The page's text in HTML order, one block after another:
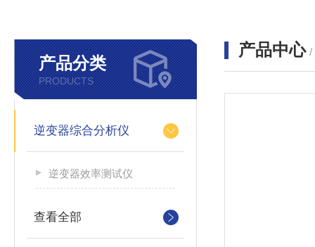
产品分类
PRODUCTS
逆变器综合分析仪
逆变器效率测试仪
查看全部
产品中心 /